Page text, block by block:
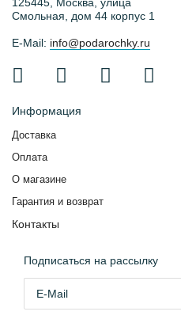
Смольная, дом 44 корпус 1
E-Mail: info@podarochky.ru
Информация
Доставка
Оплата
О магазине
Гарантия и возврат
Контакты
Подписаться на рассылку